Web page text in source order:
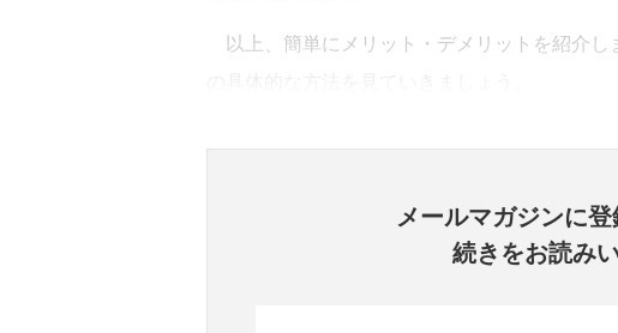
以上、簡単にメリット・デメリットを紹介
メールマガジンに
続きをお読み